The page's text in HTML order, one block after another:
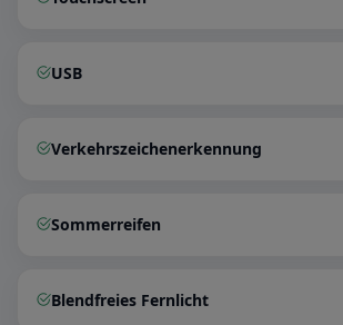
USB
Verkehrszeichenerkennung
Sommerreifen
Blendfreies Fernlicht